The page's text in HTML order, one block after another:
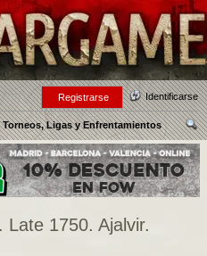
Identificarse
Registrarse
Torneos, Ligas y Enfrentamientos
us
car
Late 1750. Ajalvir.